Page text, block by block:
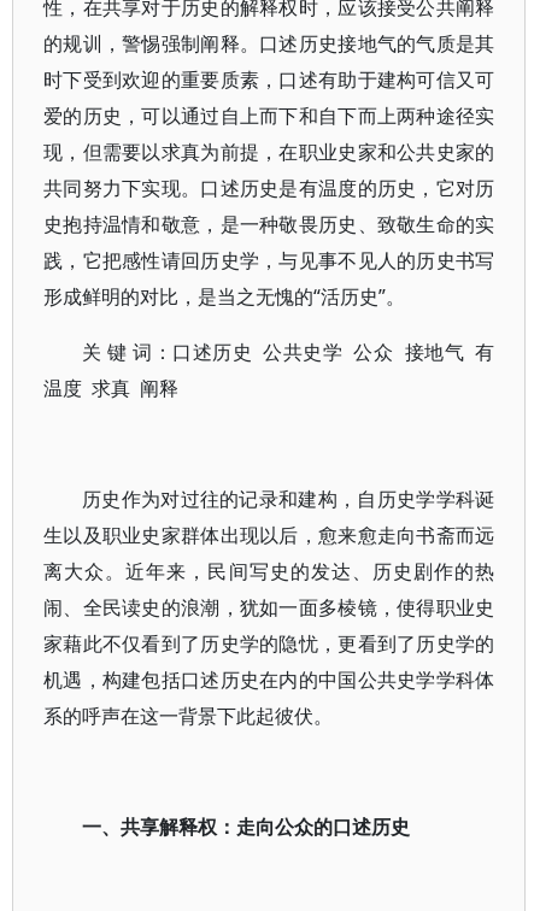
性，在共享对于历史的解释权时，应该接受公共阐释
的规训，警惕强制阐释。口述历史接地气的气质是其
时下受到欢迎的重要质素，口述有助于建构可信又可
爱的历史，可以通过自上而下和自下而上两种途径实
现，但需要以求真为前提，在职业史家和公共史家的
共同努力下实现。口述历史是有温度的历史，它对历
史抱持温情和敬意，是一种敬畏历史、致敬生命的实
践，它把感性请回历史学，与见事不见人的历史书写
形成鲜明的对比，是当之无愧的“活历史”。
关 键 词：口述历史 公共史学 公众 接地气 有
温度 求真 阐释
历史作为对过往的记录和建构，自历史学学科诞
生以及职业史家群体出现以后，愈来愈走向书斋而远
离大众。近年来，民间写史的发达、历史剧作的热
闹、全民读史的浪潮，犹如一面多棱镜，使得职业史
家藉此不仅看到了历史学的隐忧，更看到了历史学的
机遇，构建包括口述历史在内的中国公共史学学科体
系的呼声在这一背景下此起彼伏。
一、共享解释权：走向公众的口述历史